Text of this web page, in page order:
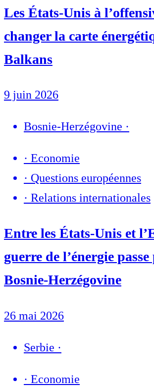
Les États-Unis à
changer la carte
Balkans
9 juin 2026
Bosnie-Herzégovine ·
· Economie
· Questions européennes
· Relations internationales
Entre les États-Unis et
guerre de l’énergie
Bosnie-Herzégovine
26 mai 2026
Serbie ·
· Economie